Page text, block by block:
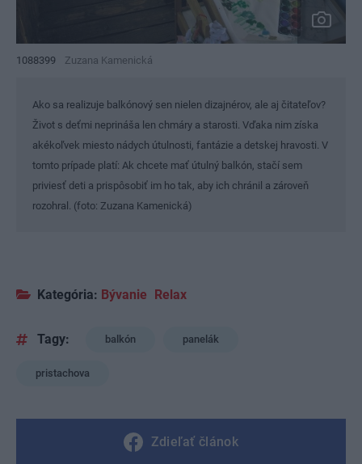
1088399 Zuzana Kamenická
Ako sa realizuje balkónový sen nielen dizajnérov, ale aj čitateľov?
Život s deťmi neprináša len chmáry a starosti. Vďaka nim získa
akékoľvek miesto nádych útulnosti, fantázie a detskej hravosti. V
tomto prípade platí: Ak chcete mať útulný balkón, stačí sem
priviesť deti a prispôsobiť im ho tak, aby ich chránil a zároveň
rozohral. (foto: Zuzana Kamenická)
Kategória: Bývanie Relax
Tagy: balkón panelák
pristachova
Zdieľať článok